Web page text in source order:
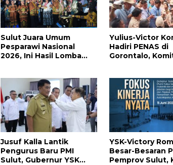
Sulut Juara Umum
Pesparawi Nasional
2026, Ini Hasil Lomba
Yulius-Victor
Hadiri PENAS di
Gorontalo,
Pangan
Prabowo
Jusuf Kalla Lantik
Pengurus Baru PMI
Sulut, Gubernur YSK
YSK-Victory
Besar-Besaran
Pemprov Sulut,